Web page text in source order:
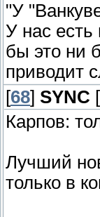
"У
У нас
бы это ни
приводит
[68] SYNC
Карпов:
Лучший
только в